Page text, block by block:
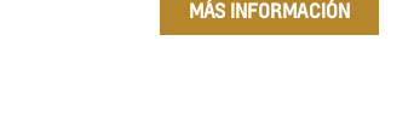
MÁS INFORMACIÓN